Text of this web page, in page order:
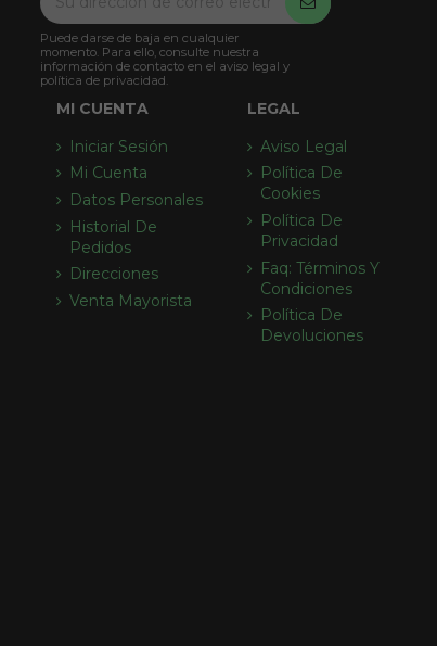
Puede darse de baja en cualquier
momento. Para ello, consulte nuestra
información de contacto en el aviso legal y
política de privacidad.
MI CUENTA
Iniciar Sesión
Mi Cuenta
Datos Personales
Historial De
Pedidos
Direcciones
Venta Mayorista
LEGAL
Aviso Legal
Política De
Cookies
Política De
Privacidad
Faq: Términos Y
Condiciones
Política De
Devoluciones